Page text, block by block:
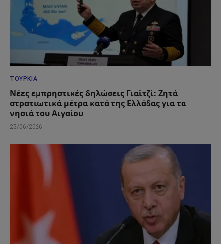
ΤΟΥΡΚΊΑ
Νέες εμπρηστικές δηλώσεις Γιαϊτζί: Ζητά
στρατιωτικά μέτρα κατά της Ελλάδας για τα
νησιά του Αιγαίου
25/06/2026